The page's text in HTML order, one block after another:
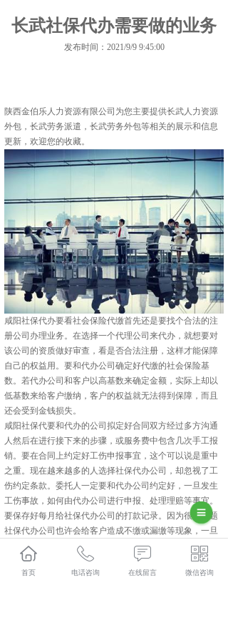
长武社保代办需要做的业务
发布时间：2021/9/9 9:45:00
陕西金伯乐人力资源有限公司为您主要提供长武人力资源
外包 ，长武劳务派遣，长武劳务外包等相关的展示和信息
更新，欢迎您的收藏。
咸阳社保代办要看社会保险代缴首先还是要找个合法的注
册公司办理业务。在选择一个代理公司来代办，就想要对
该公司的资质做好审查，看是否合法注册，这样才能保障
自己的权益用。要和代办公司确定好代缴的社会保险基
数。若代办公司和客户以高基数来确定金额，实际上却以
低基数来给客户缴纳，客户的权益就无法得到保障，而且
还会受到金钱损失。
咸阳社保代要和代办的公司拟定好合同双方经过多方沟通
人然后在进行接下来的步骤，或服务费中包含几次手工报
销。要在合同上约定好工伤申报事宜，这个可以说是重中
之重。现在越来越多的人选择社保代办公司，却忽视了工
伤约定条款。委托人一定要和代办公司约定好，一旦发生
工伤事故，如何由代办公司进行申报、处理理赔等事宜。
要保存好每月给社保代办公司的打款记录。因为很多问题
社保代办公司也许会给客户造成不缴或漏缴等现象，一旦
发生这些现象，打款记录就可以作为证据使用，以达到维
权目的。
长武人力资源外包多少钱？长武劳务派遣报价？长武劳务
首页 电话咨询 在线留言 微信咨询